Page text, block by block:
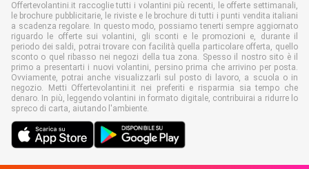
Offertevolantini.it raccoglie tutti i volantini più recenti, le offerte settimanali,
le brochure pubblicitarie, le riviste e le brochure di tutti i punti vendita italiani
a scadenza regolare. In questo modo, possiamo tenerti sempre aggiornato
riguardo le offerte sui volantini, gli sconti e le promozioni e, durante il
periodo dei saldi, potrai trovare con facilità quella particolare offerta, quello
sconto o quel ribasso nei negozi della tua zona. Spesso il nostro sito è il
primo a presentarti i nuovi volantini, persino prima che arrivino per posta.
Ovviamente, potrai anche visualizzarli sul posto di lavoro, a scuola o in
negozio. Metti Offertevolantini.it nei preferiti e risparmia sia tempo che
denaro. In più, leggendo volantini in formato digitale, contribuirai a ridurre lo
spreco di carta, aiutando l'ambiente.